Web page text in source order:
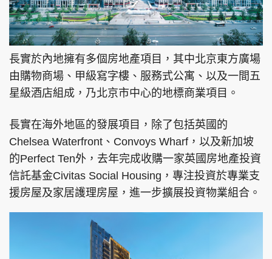
長實於內地擁有多個房地產項目，其中北京東方廣場
由購物商場、甲級寫字樓、服務式公寓、以及一間五
星級酒店組成，乃北京市中心的地標商業項目。
長實在海外地區的發展項目，除了包括英國的
Chelsea Waterfront、Convoys Wharf，以及新加坡
的Perfect Ten外，去年完成收購一家英國房地產投資
信託基金Civitas Social Housing，專注投資於專業支
援房屋及家居護理房屋，進一步擴展投資物業組合。